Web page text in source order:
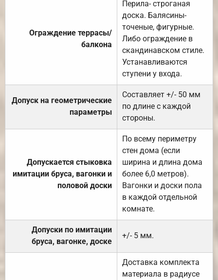
Ограждение террасы/
балкона
Перила- строганая
доска. Балясины-
точеные, фигурные.
Либо ограждение в
скандинавском стиле.
Устанавливаются
ступени у входа.
Допуск на геометрические
параметры
Составляет +/- 50 мм
по длине с каждой
стороны.
Допускается стыковка
имитации бруса, вагонки и
половой доски
По всему периметру
стен дома (если
ширина и длина дома
более 6,0 метров).
Вагонки и доски пола
в каждой отдельной
комнате.
Допуски по имитации
бруса, вагонке, доске
+/- 5 мм.
Доставка комплекта
материала в радиусе